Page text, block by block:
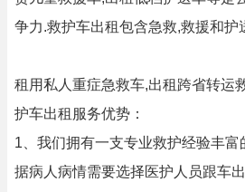
争力.救护车出租包含急救,救援和护
租用私人重症急救车,出租跨省转运
护车出租服务优势：
1、我们拥有一支专业救护经验丰
据病人病情需要选择医护人员跟车